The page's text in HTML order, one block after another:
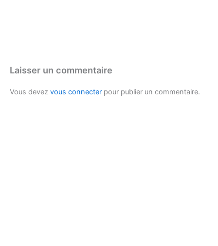
Laisser un commentaire
Vous devez vous connecter pour publier un commentaire.